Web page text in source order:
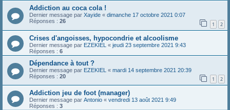
Addiction au coca cola !
Dernier message par Xayide « dimanche 17 octobre 2021 0:07
Réponses : 26 1 2
Crises d'angoisses, hypocondrie et alcoolisme
Dernier message par EZEKIEL « jeudi 23 septembre 2021 9:43
Réponses : 6
Dépendance à tout ?
Dernier message par EZEKIEL « mardi 14 septembre 2021 20:39
Réponses : 20 1 2
Addiction jeu de foot (manager)
Dernier message par Antonio « vendredi 13 août 2021 9:49
Réponses : 3